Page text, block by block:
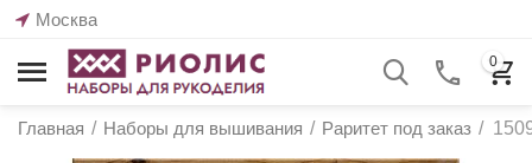
Москва
0
Главная / Наборы для вышивания / Раритет под заказ /